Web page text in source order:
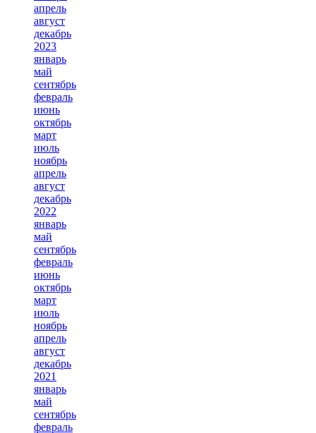
апрель
август
декабрь
2023
январь
май
сентябрь
февраль
июнь
октябрь
март
июль
ноябрь
апрель
август
декабрь
2022
январь
май
сентябрь
февраль
июнь
октябрь
март
июль
ноябрь
апрель
август
декабрь
2021
январь
май
сентябрь
февраль